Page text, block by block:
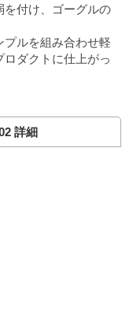
を付け、ゴーグルの
ルを組み合わせ軽
ロダクトに仕上がっ
詳細